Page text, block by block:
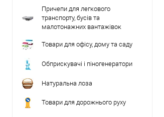
Причепи для легкового
транспорту, бусів та
малотонажних вантажівок
Товари для офісу, дому та саду
Обприскувачі і піногенератори
Натуральна лоза
Товари для дорожнього руху